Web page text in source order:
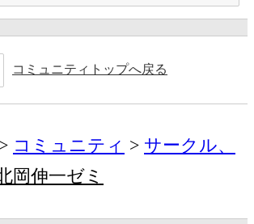
コミュニティトップへ戻る
コミュニティ
サークル、
岡伸一ゼミ